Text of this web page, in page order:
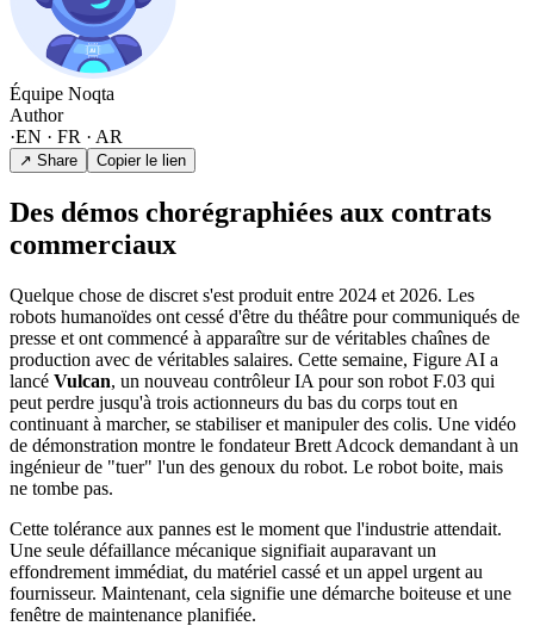
Équipe Noqta
Author
·EN · FR · AR
↗ Share Copier le lien
Des démos chorégraphiées aux contrats
commerciaux
Quelque chose de discret s'est produit entre 2024 et 2026. Les
robots humanoïdes ont cessé d'être du théâtre pour communiqués de
presse et ont commencé à apparaître sur de véritables chaînes de
production avec de véritables salaires. Cette semaine, Figure AI a
lancé Vulcan, un nouveau contrôleur IA pour son robot F.03 qui
peut perdre jusqu'à trois actionneurs du bas du corps tout en
continuant à marcher, se stabiliser et manipuler des colis. Une vidéo
de démonstration montre le fondateur Brett Adcock demandant à un
ingénieur de "tuer" l'un des genoux du robot. Le robot boite, mais
ne tombe pas.
Cette tolérance aux pannes est le moment que l'industrie attendait.
Une seule défaillance mécanique signifiait auparavant un
effondrement immédiat, du matériel cassé et un appel urgent au
fournisseur. Maintenant, cela signifie une démarche boiteuse et une
fenêtre de maintenance planifiée.